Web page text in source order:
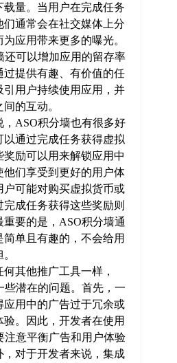
载量。当用户在完成任务
们通常会在社交媒体上分
应用带来更多的曝光。
还可以增加应用的留存率
过提供有趣、有价值的任
引用户持续使用应用，并
的互动。
ASO积分墙也有很多好
通过完成任务获得虚拟
励可以用来解锁应用中
他们享受到更好的用户体
户可能对购买虚拟货币或
成任务获得这些奖励则
要的是，ASO积分墙通
单且有趣的，不会给用
其他推广工具一样，
些潜在的问题。首先，一
应用中的广告过于冗余或
。因此，开发者在使用
注意平衡广告和用户体验
，对于开发者来说，集成